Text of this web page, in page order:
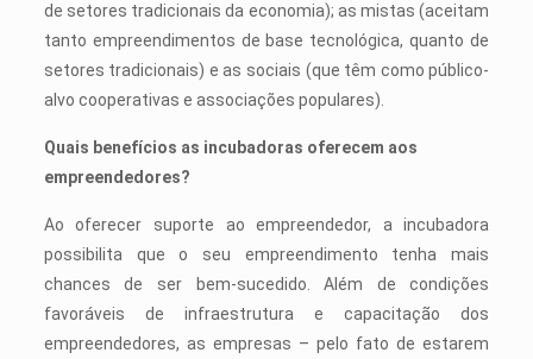
de setores tradicionais da economia); as mistas (aceitam
tanto empreendimentos de base tecnológica, quanto de
setores tradicionais) e as sociais (que têm como público-
alvo cooperativas e associações populares).
Quais benefícios as incubadoras oferecem aos
empreendedores?
Ao oferecer suporte ao empreendedor, a incubadora
possibilita que o seu empreendimento tenha mais
chances de ser bem-sucedido. Além de condições
favoráveis de infraestrutura e capacitação dos
empreendedores, as empresas – pelo fato de estarem